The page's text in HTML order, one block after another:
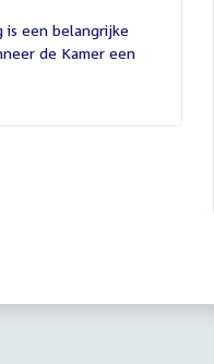
is een belangrijke
de Kamer een